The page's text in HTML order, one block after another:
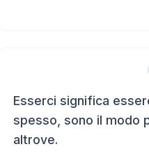
Esserci significa
spesso, sono il modo
altrove.